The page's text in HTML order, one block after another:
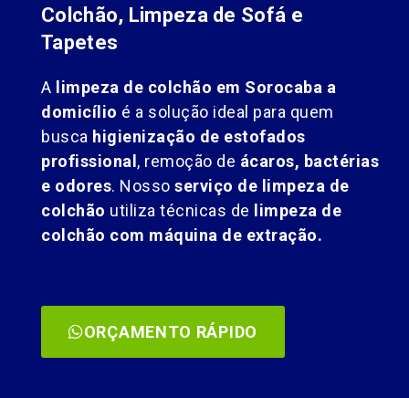
Colchão, Limpeza de Sofá e
Tapetes
A limpeza de colchão em Sorocaba a
domicílio é a solução ideal para quem
busca higienização de estofados
profissional, remoção de ácaros, bactérias
e odores. Nosso serviço de limpeza de
colchão utiliza técnicas de limpeza de
colchão com máquina de extração.
ORÇAMENTO RÁPIDO